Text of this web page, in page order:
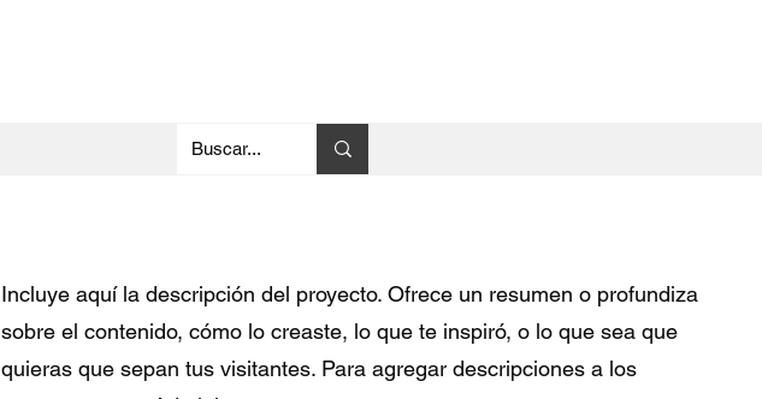
Incluye aquí la descripción del proyecto. Ofrece un resumen o profundiza
sobre el contenido, cómo lo creaste, lo que te inspiró, o lo que sea que
quieras que sepan tus visitantes. Para agregar descripciones a los